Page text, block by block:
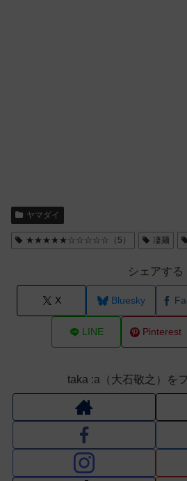
ヤマダイ
★★★★★☆☆☆☆☆（5） 凄麺
シェアする
X Bluesky
LINE Pinterest
taka :a（大石敬之）を